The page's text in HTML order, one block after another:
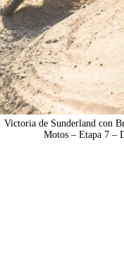
Victoria de Sunderland con
Motos – Etapa 7 –